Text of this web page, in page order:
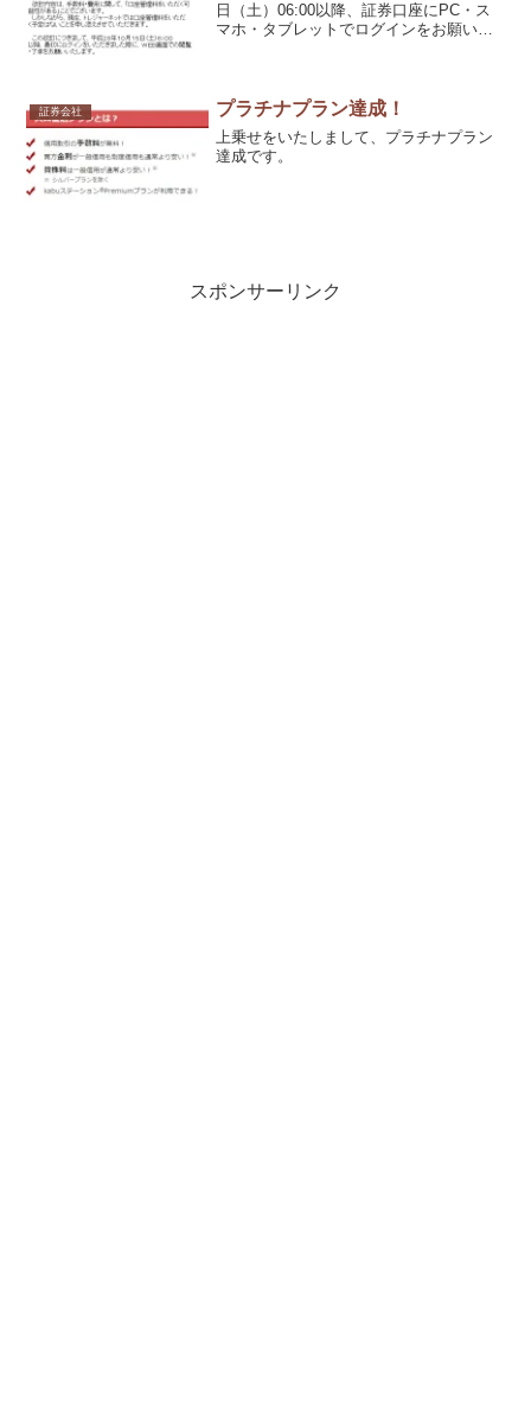
日（土）06:00以降、証券口座にPC・ス
マホ・タブレットでログインをお願いし
証券会社 プラチナプラン達成！
上乗せをいたしまして、プラチナプラン
達成です。
スポンサーリンク